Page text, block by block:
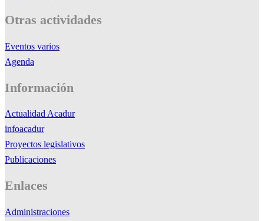
Otras actividades
Eventos varios
Agenda
Información
Actualidad Acadur
infoacadur
Proyectos legislativos
Publicaciones
Enlaces
Administraciones